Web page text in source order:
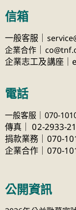
信箱
一般客服｜
企業合作
企業志工及講座
電話
一般客服｜070-
傳真
02-2933-
捐款業務｜070-
企業合作｜070-
公開資訊